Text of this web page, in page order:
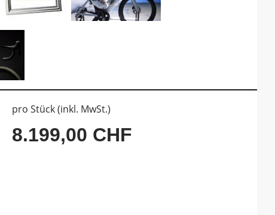
pro Stück (inkl. MwSt.)
8.199,00 CHF